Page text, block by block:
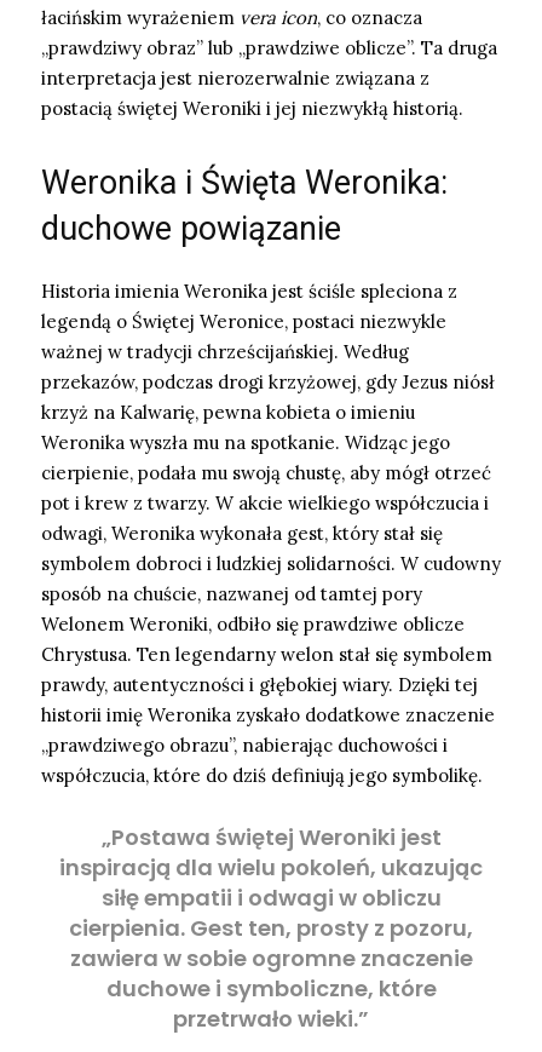
łacińskim wyrażeniem vera icon, co oznacza
„prawdziwy obraz” lub „prawdziwe oblicze”. Ta druga
interpretacja jest nierozerwalnie związana z
postacią świętej Weroniki i jej niezwykłą historią.
Weronika i Święta Weronika:
duchowe powiązanie
Historia imienia Weronika jest ściśle spleciona z
legendą o Świętej Weronice, postaci niezwykle
ważnej w tradycji chrześcijańskiej. Według
przekazów, podczas drogi krzyżowej, gdy Jezus niósł
krzyż na Kalwarię, pewna kobieta o imieniu
Weronika wyszła mu na spotkanie. Widząc jego
cierpienie, podała mu swoją chustę, aby mógł otrzeć
pot i krew z twarzy. W akcie wielkiego współczucia i
odwagi, Weronika wykonała gest, który stał się
symbolem dobroci i ludzkiej solidarności. W cudowny
sposób na chuście, nazwanej od tamtej pory
Welonem Weroniki, odbiło się prawdziwe oblicze
Chrystusa. Ten legendarny welon stał się symbolem
prawdy, autentyczności i głębokiej wiary. Dzięki tej
historii imię Weronika zyskało dodatkowe znaczenie
„prawdziwego obrazu”, nabierając duchowości i
współczucia, które do dziś definiują jego symbolikę.
„Postawa świętej Weroniki jest
inspiracją dla wielu pokoleń, ukazując
siłę empatii i odwagi w obliczu
cierpienia. Gest ten, prosty z pozoru,
zawiera w sobie ogromne znaczenie
duchowe i symboliczne, które
przetrwało wieki.”